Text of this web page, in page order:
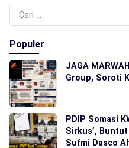
Cari
untuk:
Populer
JAGA
Group, Soroti
PDIP Somasi
Sirkus’,
Sufmi Dasco